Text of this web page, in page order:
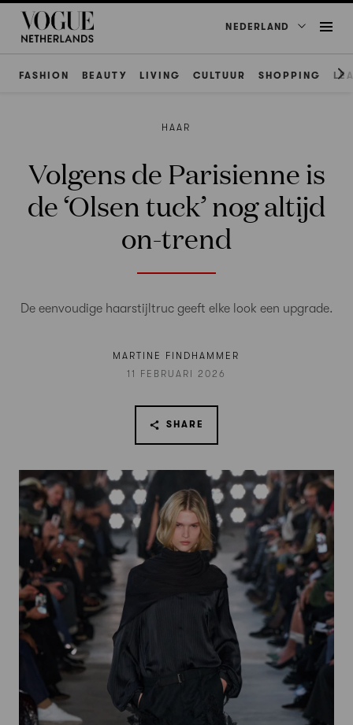
NEDERLAND
FASHION BEAUTY LIVING CULTUUR SHOPPING
HAAR
Volgens de Parisienne is
de ‘Olsen tuck’ nog altijd
on-trend
De eenvoudige haarstijltruc geeft elke look een upgrade.
MARTINE FINDHAMMER
11 FEBRUARI 2026
SHARE